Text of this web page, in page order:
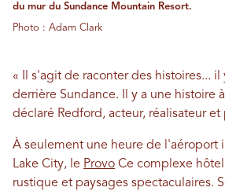
du mur du Sundance Mountain Resort.
Photo : Adam Clark
« Il s'agit de raconter des histoires... il
derrière Sundance. Il y a une histoire
déclaré Redford, acteur, réalisateur et
À seulement une heure de l'aéroport
Lake City, le Provo Ce complexe
rustique et paysages spectaculaires.